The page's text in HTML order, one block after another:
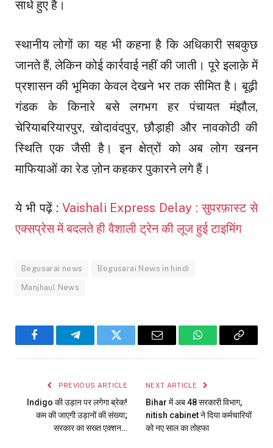
साधे हुए है।
स्थानीय लोगों का यह भी कहना है कि अधिकारी सबकुछ
जानते हैं, लेकिन कोई कार्रवाई नहीं की जाती। पूरे इलाक़े में
प्रशासन की भूमिका केवल देखने भर तक सीमित है। बूढ़ी
गंडक के किनारे बसे लगभग हर पंचायत मंझौल,
चेरियाबरियारपुर, खोदावंदपुर, छौड़ाही और नावकोठी की
स्थिति एक जैसी है। इन क्षेत्रों को अब लोग खनन
माफियाओं का रेड ज़ोन कहकर पुकारने लगे हैं।
ये भी पढ़ें : Vaishali Express Delay : सुपरफ़ास्ट से
एक्सप्रेस में बदलते ही वैशाली ट्रेन की लूज हुई टाइमिंग
Begusarai news Begusarai News in hindi
Manjhaul News
FacebookTelegramTwitter Email WhatsAppCopy
PREVIOUS ARTICLE
Indigo की उड़ान पर लगेगा ब्रेक!
कम की जाएगी उड़ानों की संख्या;
सरकार का सख्त एक्शन…
NEXT ARTICLE
Bihar में अब 48 सरकारी विभाग,
nitish cabinet ने दिया कर्मचारियों
को नए साल का तोहफा